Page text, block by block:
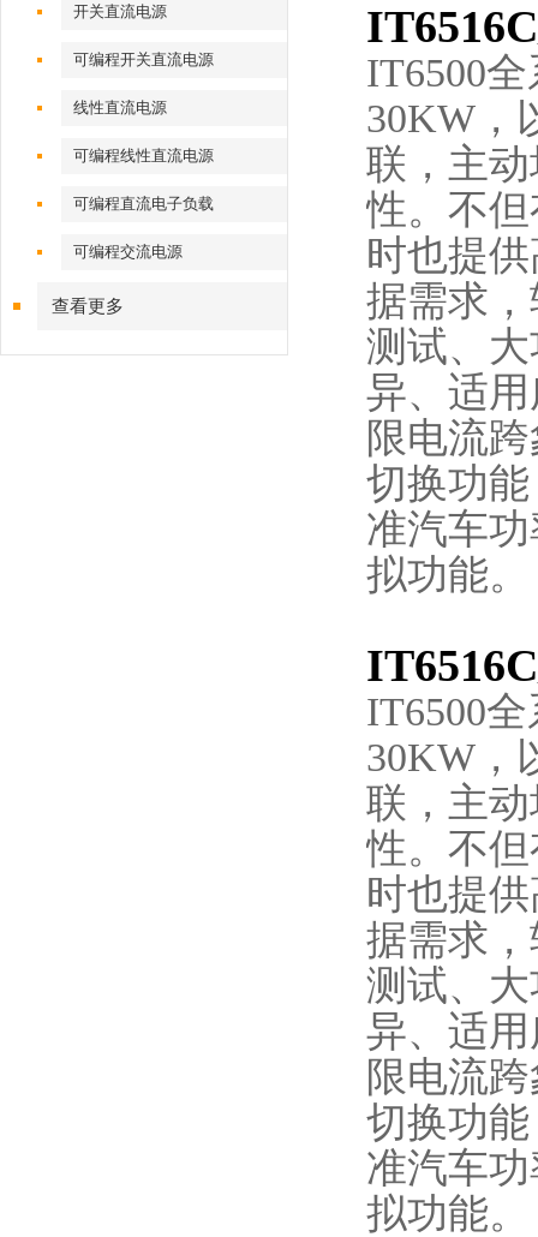
开关直流电源
可编程开关直流电源
线性直流电源
可编程线性直流电源
可编程直流电子负载
可编程交流电源
查看更多
IT6500
30KW，
联，主
性。不
时也提
据需求
测试、
异、适
限电流
切换功
准汽车
拟功能。
IT6500
30KW，
联，主
性。不
时也提
据需求
测试、
异、适
限电流
切换功
准汽车
拟功能。